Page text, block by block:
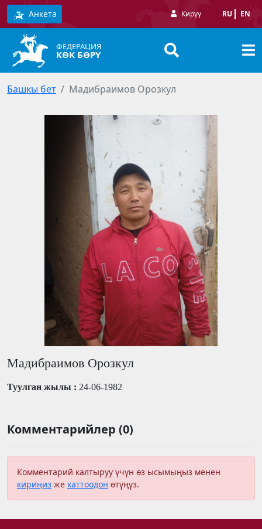
Анкета Кирүү RU EN
ФЕДЕРАЦИЯ
КӨК БӨРҮ
Башкы бет Мадибраимов Орозкул
Мадибраимов Орозкул
Туулган жылы : 24-06-1982
Комментарийлер (0)
Комментарий калтыруу үчүн өз ысымыңыз менен
кириңиз же каттоодон өтүңүз.